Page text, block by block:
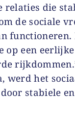
relaties die
de sociale
op een
werd het
stabiele